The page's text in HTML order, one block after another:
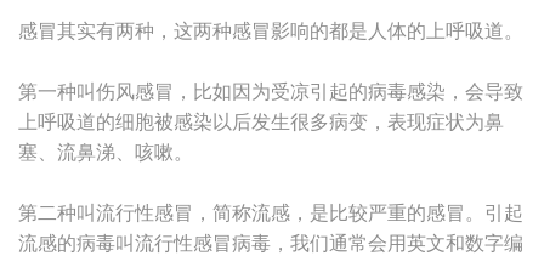
感冒其实有两种，这两种感冒影响的都是人体的上呼吸道。
第一种叫伤风感冒，比如因为受凉引起的病毒感染，会导致
上呼吸道的细胞被感染以后发生很多病变，表现症状为鼻
塞、流鼻涕、咳嗽。
第二种叫流行性感冒，简称流感，是比较严重的感冒。引起
流感的病毒叫流行性感冒病毒，我们通常会用英文和数字编